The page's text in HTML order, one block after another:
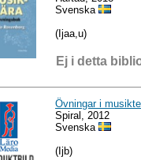
Svenska
(Ijaa,u)
Ej i detta
Övningar i
Spiral, 2012
Svenska
(Ijb)